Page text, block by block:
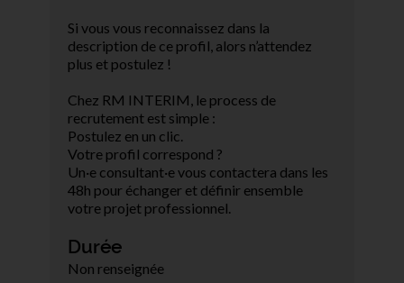
Si vous vous reconnaissez dans la
description de ce profil, alors n’attendez
plus et postulez !
Chez RM INTERIM, le process de
recrutement est simple :
Postulez en un clic.
Votre profil correspond ?
Un·e consultant·e vous contactera dans les
48h pour échanger et définir ensemble
votre projet professionnel.
Durée
Non renseignée